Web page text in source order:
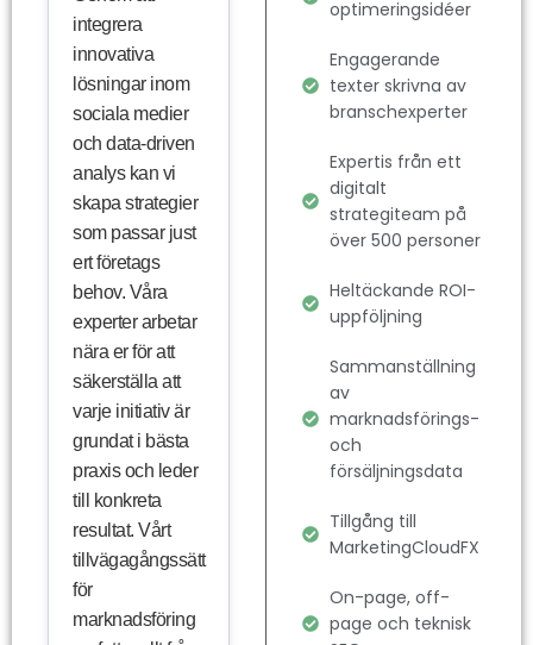
integrera
innovativa
lösningar inom
sociala medier
och data-driven
analys kan vi
skapa strategier
som passar just
ert företags
behov. Våra
experter arbetar
nära er för att
säkerställa att
varje initiativ är
grundat i bästa
praxis och leder
till konkreta
resultat. Vårt
tillvägagångssätt
för
marknadsföring
optimeringsidéer
Engagerande
texter skrivna av
branschexperter
Expertis från ett
digitalt
strategiteam på
över 500 personer
Heltäckande ROI-
uppföljning
Sammanställning
av
marknadsförings-
och
försäljningsdata
Tillgång till
MarketingCloudFX
On-page, off-
page och teknisk